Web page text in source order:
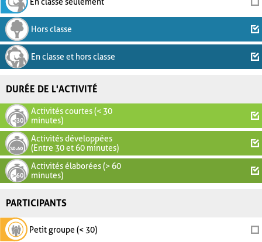
Hors classe
En classe et hors classe
DURÉE DE L'ACTIVITÉ
Activités courtes (< 30
minutes)
Activités développées
(Entre 30 et 60 minutes)
Activités élaborées (> 60
minutes)
PARTICIPANTS
Petit groupe (< 30)